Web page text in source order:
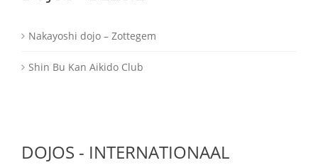
Nakayoshi dojo – Zottegem
Shin Bu Kan Aikido Club
DOJOS - INTERNATIONAAL